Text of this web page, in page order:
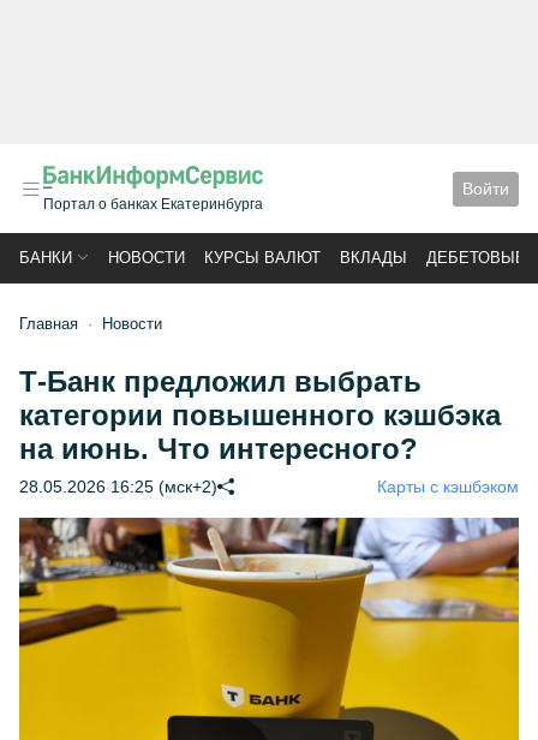
Портал о банках Екатеринбурга
Войти
БАНКИ НОВОСТИ КУРСЫ ВАЛЮТ ВКЛАДЫ ДЕБЕТОВЫЕ
Главная Новости
Т-Банк предложил выбрать
категории повышенного кэшбэка
на июнь. Что интересного?
28.05.2026 16:25 (мск+2) Карты с кэшбэком